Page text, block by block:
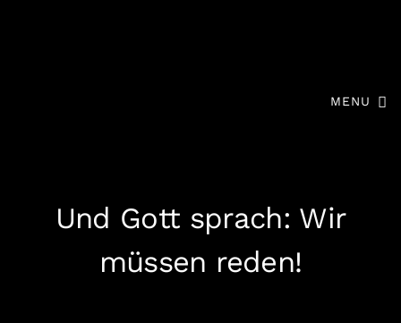
MENU
Und Gott sprach: Wir
müssen reden!